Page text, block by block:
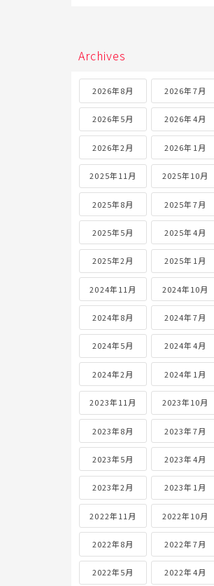
Archives
2026年8月 2026年7月
2026年5月 2026年4月
2026年2月 2026年1月
2025年11月 2025年10月
2025年8月 2025年7月
2025年5月 2025年4月
2025年2月 2025年1月
2024年11月 2024年10月
2024年8月 2024年7月
2024年5月 2024年4月
2024年2月 2024年1月
2023年11月 2023年10月
2023年8月 2023年7月
2023年5月 2023年4月
2023年2月 2023年1月
2022年11月 2022年10月
2022年8月 2022年7月
2022年5月 2022年4月